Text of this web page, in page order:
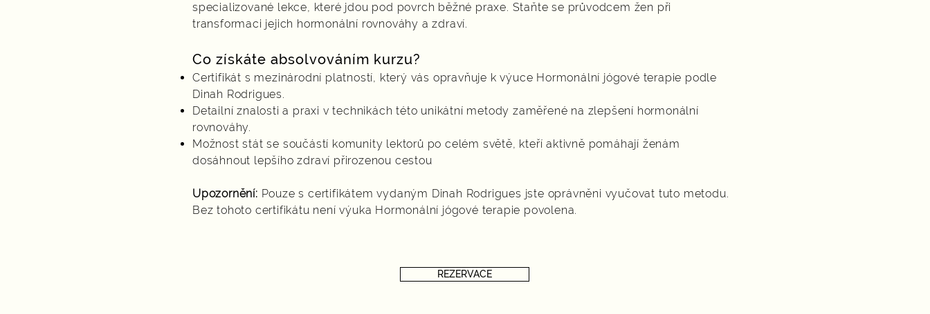
specializované lekce, které jdou pod povrch běžné praxe. Staňte se průvodcem žen při
transformaci jejich hormonální rovnováhy a zdraví.
Co získáte absolvováním kurzu?
Certifikát s mezinárodní platností, který vás opravňuje k výuce Hormonální jógové terapie podle
Dinah Rodrigues.
Detailní znalosti a praxi v technikách této unikátní metody zaměřené na zlepšení hormonální
rovnováhy.
Možnost stát se součástí komunity lektorů po celém světě, kteří aktivně pomáhají ženám
dosáhnout lepšího zdraví přirozenou cestou
Upozornění: Pouze s certifikátem vydaným Dinah Rodrigues jste oprávněni vyučovat tuto metodu.
Bez tohoto certifikátu není výuka Hormonální jógové terapie povolena.​
REZERVACE